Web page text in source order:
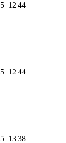
5 12 44
5 12 44
5 13 38